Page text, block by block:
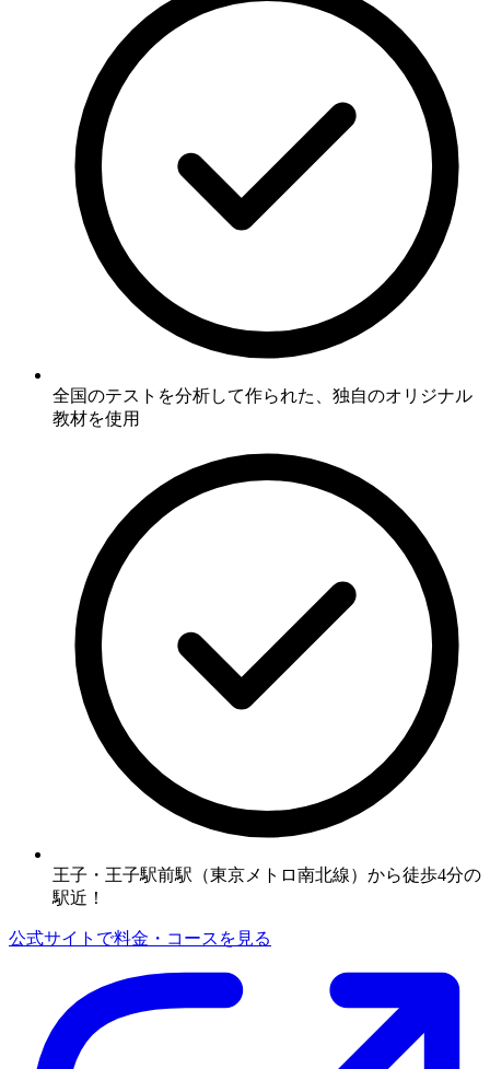
全国のテストを分析して作られた、 独自のオリジナル
教材を使用
王子・王子駅前駅（東京メトロ南北線）から徒歩4分の
駅近！
公式サイトで料金・コースを見る